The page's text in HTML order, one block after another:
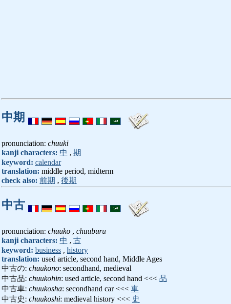
中期
pronunciation: chuuki
kanji characters: 中 , 期
keyword: calendar
translation: middle period, midterm
check also: 前期 , 後期
中古
pronunciation: chuuko , chuuburu
kanji characters: 中 , 古
keyword: business , history
translation: used article, second hand, Middle Ages
中古の: chuukono: secondhand, medieval
中古品: chuukohin: used article, second hand <<< 品
中古車: chuukosha: secondhand car <<< 車
中古史: chuukoshi: medieval history <<< 史